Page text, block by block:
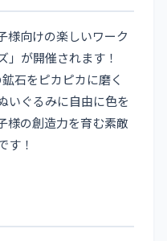
様向けの楽しいワーク
」が開催されます！
石をピカピカに磨く
いぐるみに自由に色を
様の創造力を育む素敵
す！